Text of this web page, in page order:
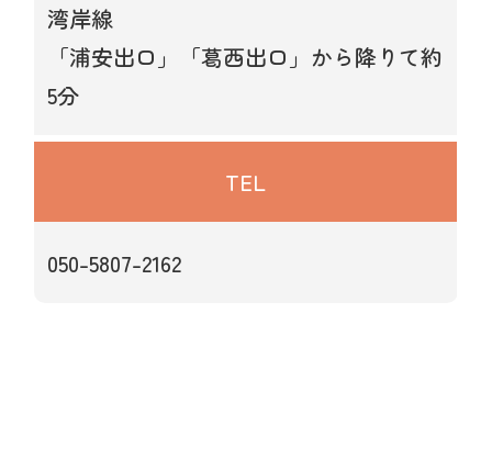
湾岸線
「浦安出口」「葛西出口」から降りて約
5分
TEL
050-5807-2162